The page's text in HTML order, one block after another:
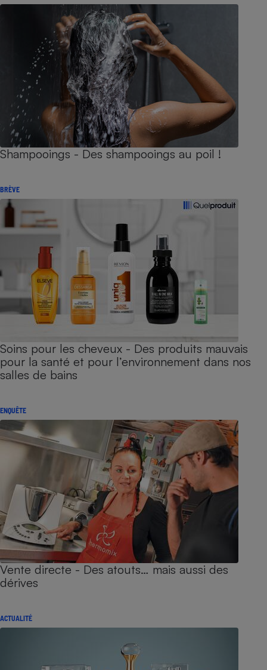
Shampooings - Des shampooings au poil !
BRÈVE
Soins pour les cheveux - Des produits mauvais
pour la santé et pour l’environnement dans nos
salles de bains
ENQUÊTE
Vente directe - Des atouts… mais aussi des
dérives
ACTUALITÉ